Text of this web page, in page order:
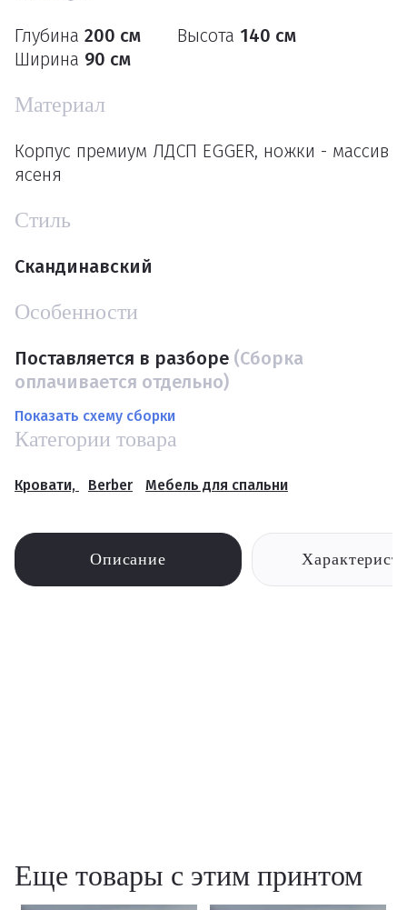
Глубина 200 см Высота 140 см
Ширина 90 см
Материал
Корпус премиум ЛДСП EGGER, ножки - массив
ясеня
Стиль
Скандинавский
Особенности
Поставляется в разборе (Сборка
оплачивается отдельно)
Показать схему сборки
Категории товара
Кровати, Berber Мебель для спальни
Описание
Еще товары с этим принтом